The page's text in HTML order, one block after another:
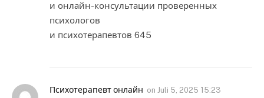
и онлайн-консультации проверенных
психологов
и психотерапевтов 645
Психотерапевт онлайн on Juli 5, 2025 15:23